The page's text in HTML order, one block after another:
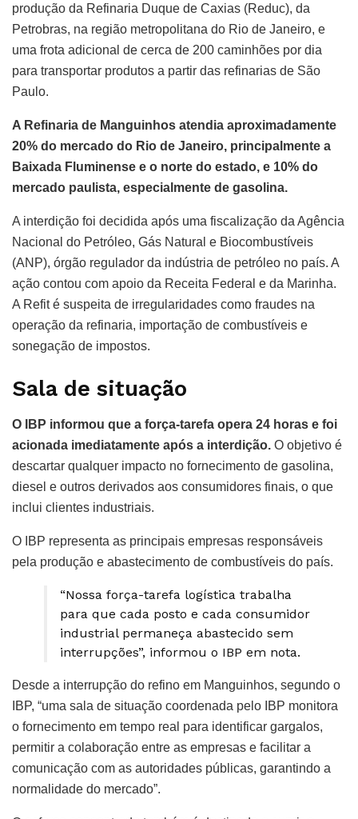
produção da Refinaria Duque de Caxias (Reduc), da
Petrobras, na região metropolitana do Rio de Janeiro, e
uma frota adicional de cerca de 200 caminhões por dia
para transportar produtos a partir das refinarias de São
Paulo.
A Refinaria de Manguinhos atendia aproximadamente
20% do mercado do Rio de Janeiro, principalmente a
Baixada Fluminense e o norte do estado, e 10% do
mercado paulista, especialmente de gasolina.
A interdição foi decidida após uma fiscalização da Agência
Nacional do Petróleo, Gás Natural e Biocombustíveis
(ANP), órgão regulador da indústria de petróleo no país. A
ação contou com apoio da Receita Federal e da Marinha.
A Refit é suspeita de irregularidades como fraudes na
operação da refinaria, importação de combustíveis e
sonegação de impostos.
Sala de situação
O IBP informou que a força-tarefa opera 24 horas e foi
acionada imediatamente após a interdição. O objetivo é
descartar qualquer impacto no fornecimento de gasolina,
diesel e outros derivados aos consumidores finais, o que
inclui clientes industriais.
O IBP representa as principais empresas responsáveis
pela produção e abastecimento de combustíveis do país.
“Nossa força-tarefa logística trabalha
para que cada posto e cada consumidor
industrial permaneça abastecido sem
interrupções”, informou o IBP em nota.
Desde a interrupção do refino em Manguinhos, segundo o
IBP, “uma sala de situação coordenada pelo IBP monitora
o fornecimento em tempo real para identificar gargalos,
permitir a colaboração entre as empresas e facilitar a
comunicação com as autoridades públicas, garantindo a
normalidade do mercado”.